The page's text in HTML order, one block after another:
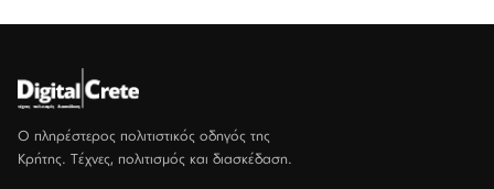
Ο πληρέστερος πολιτιστικός οδηγός της
Κρήτης. Τέχνες, πολιτισμός και διασκέδαση.